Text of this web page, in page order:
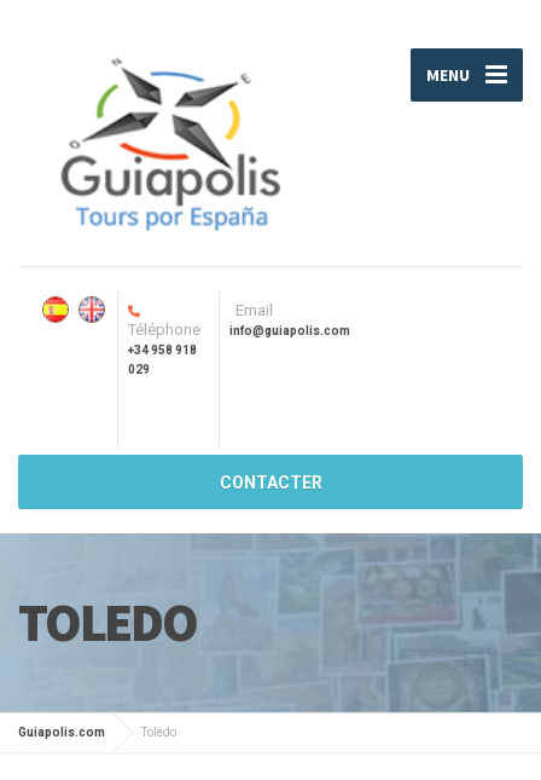
MENU
Téléphone
+34 958 918
029
Email
info@guiapolis.com
CONTACTER
TOLEDO
Guiapolis.com Toledo